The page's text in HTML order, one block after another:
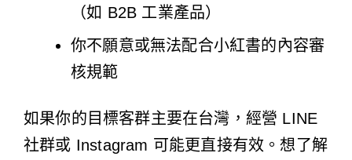
（如 B2B 工業產品）
你不願意或無法配合小紅書的內容審
核規範
如果你的目標客群主要在台灣， 經營 LINE
社群或 Instagram 可能更直接有效。想了解